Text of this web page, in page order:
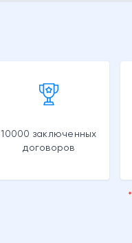
10000 заключенных
договоров